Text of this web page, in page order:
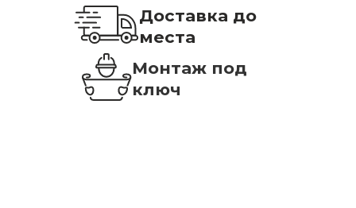
Доставка до
места
Монтаж под
ключ